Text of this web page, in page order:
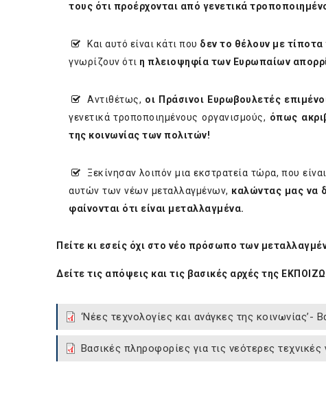
τους ότι προέρχονται από γενετικά
Και αυτό είναι κάτι που δεν το θέλουν με
γνωρίζουν ότι η πλειοψηφία των Ευρωπαίων
Αντιθέτως, οι Πράσινοι Ευρωβουλετές
γενετικά τροποποιημένους οργανισμούς, όπως
της κοινωνίας των πολιτών!
Ξεκίνησαν λοιπόν μια εκστρατεία τώρα, που
αυτών των νέων μεταλλαγμένων, καλώντας μας να
φαίνονται ότι είναι μεταλλαγμένα.
Πείτε κι εσείς όχι στο νέο πρόσωπο των
Δείτε τις απόψεις και τις βασικές αρχές της
‘Νέες τεχνολογίες και ανάγκες της κοινωνίας’-
Βασικές πληροφορίες για τις νεότερες τεχνικές